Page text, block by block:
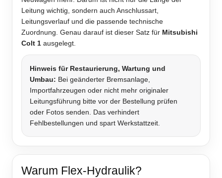
Leitung wichtig, sondern auch Anschlussart,
Leitungsverlauf und die passende technische
Zuordnung. Genau darauf ist dieser Satz für Mitsubishi
Colt 1 ausgelegt.
Hinweis für Restaurierung, Wartung und
Umbau: Bei geänderter Bremsanlage,
Importfahrzeugen oder nicht mehr originaler
Leitungsführung bitte vor der Bestellung prüfen
oder Fotos senden. Das verhindert
Fehlbestellungen und spart Werkstattzeit.
Warum Flex-Hydraulik?